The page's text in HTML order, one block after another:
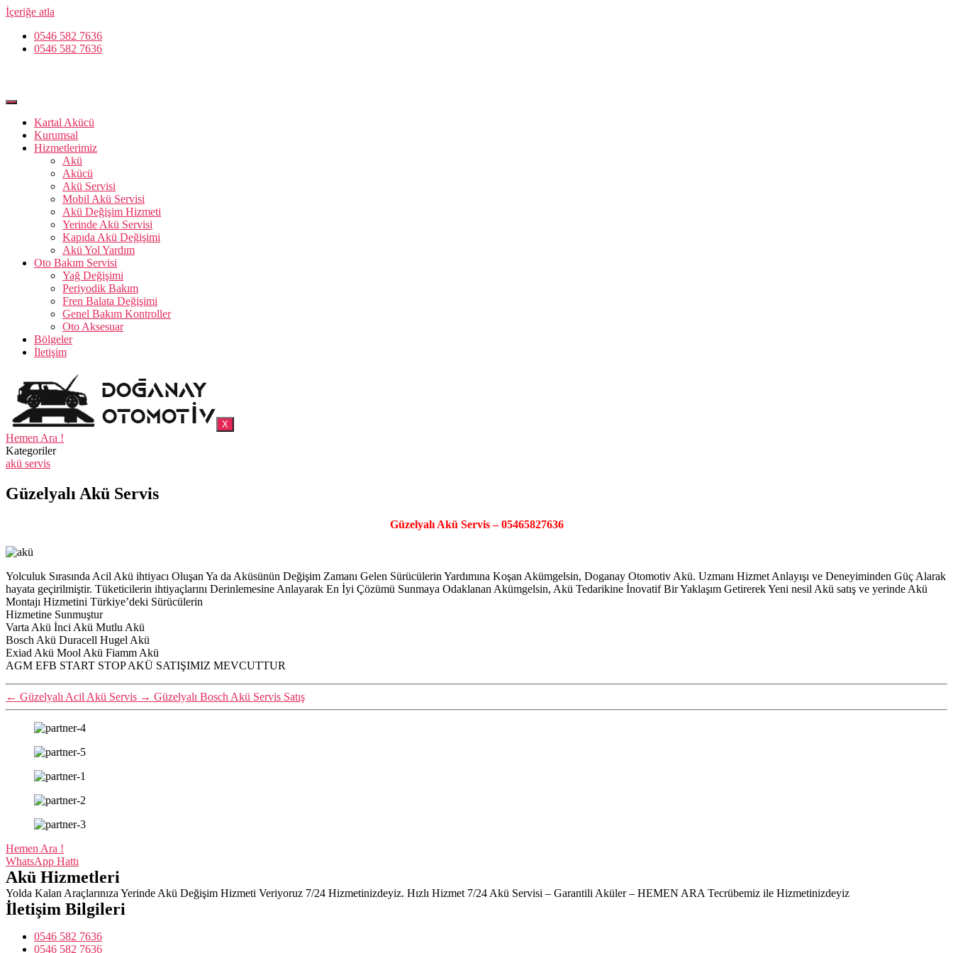
İçeriğe atla
0546 582 7636
0546 582 7636
Kartal Akücü
Kurumsal
Hizmetlerimiz
Akü
Akücü
Akü Servisi
Mobil Akü Servisi
Akü Değişim Hizmeti
Yerinde Akü Servisi
Kapıda Akü Değişimi
Akü Yol Yardım
Oto Bakım Servisi
Yağ Değişimi
Periyodik Bakım
Fren Balata Değişimi
Genel Bakım Kontroller
Oto Aksesuar
Bölgeler
İletişim
X
Hemen Ara !
Kategoriler
akü servis
Güzelyalı Akü Servis
Güzelyalı Akü Servis – 05465827636
Yolculuk Sırasında Acil Akü ihtiyacı Oluşan Ya da Aküsünün Değişim Zamanı Gelen Sürücülerin Yardımına Koşan Akümgelsin, Doganay Otomotiv Akü. Uzmanı Hizmet Anlayışı ve Deneyiminden Güç Alarak
hayata geçirilmiştir. Tüketicilerin ihtiyaçlarını Derinlemesine Anlayarak En İyi Çözümü Sunmaya Odaklanan Akümgelsin, Akü Tedarikine İnovatif Bir Yaklaşım Getirerek Yeni nesil Akü satış ve yerinde Akü
Montajı Hizmetini Türkiye’deki Sürücülerin
Hizmetine Sunmuştur
Varta Akü İnci Akü Mutlu Akü
Bosch Akü Duracell Hugel Akü
Exiad Akü Mool Akü Fiamm Akü
AGM EFB START STOP AKÜ SATIŞIMIZ MEVCUTTUR
← Güzelyalı Acil Akü Servis → Güzelyalı Bosch Akü Servis Satış
Hemen Ara !
WhatsApp Hattı
Akü Hizmetleri
Yolda Kalan Araçlarınıza Yerinde Akü Değişim Hizmeti Veriyoruz 7/24 Hizmetinizdeyiz. Hızlı Hizmet 7/24 Akü Servisi – Garantili Aküler – HEMEN ARA Tecrübemiz ile Hizmetinizdeyiz
İletişim Bilgileri
0546 582 7636
0546 582 7636